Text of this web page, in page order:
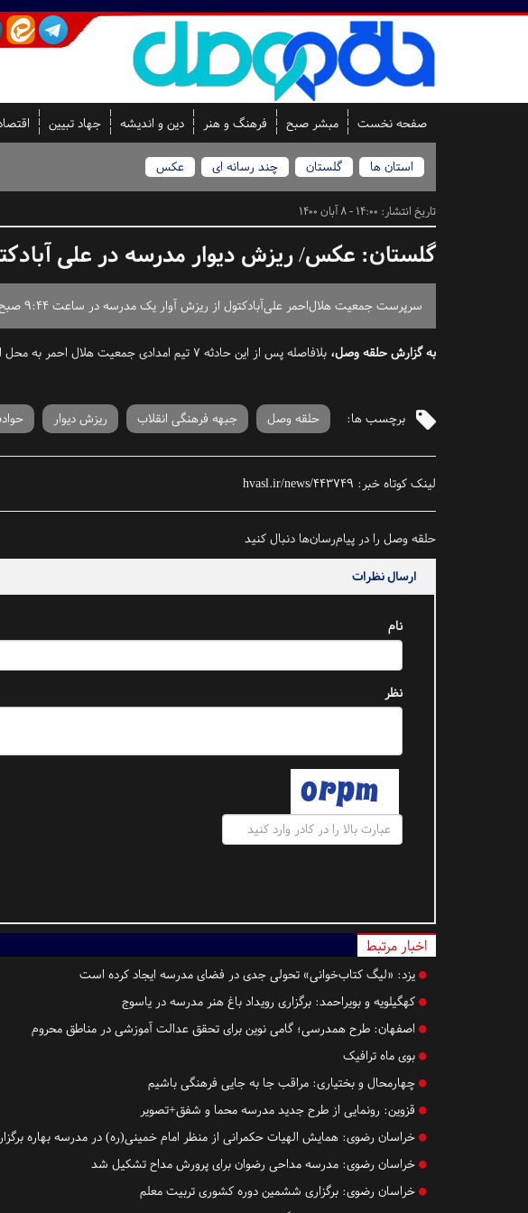
صفحه نخست مبشر صبح فرهنگ و هنر دین و اندیشه جهاد تبیین
استان ها گلستان چند رسانه ای عکس
تاریخ انتشار: 14:00 - 8 آبان 1400
گلستان: عکس/ ریزش دیوار مدرسه در علی
سرپرست جمعیت هلال‌احمر علی‌آبادکتول از ریزش آوار یک مدرسه در ساعت ۹:۴۴ صبح امروز و مصدوم شدن چند دانش‌آموز و معلم خبر داد.
به گزارش حلقه وصل، بلافاصله پس از این حادثه ۷ تیم امدادی جمعیت هلال احمر به محل اعزام شدند. اورژانس گلستان اعلام کرد: در این حادثه، ۱۰ نفر شامل ۷ کودک و ۳ مربی مصدوم شدند.
برچسب ها: حلقه وصل جبهه فرهنگی انقلاب ریزش دیوار
لینک کوتاه خبر: hvasl.ir/news/443749
حلقه وصل را در پیام‌رسان‌ها دنبال کنید
ارسال نظرات
نام
نظر
اخبار مرتبط
یزد: «لیگ کتاب‌خوانی» تحولی جدی در فضای مدرسه ایجاد کرده است
کهگیلویه و بویراحمد: برگزاری رویداد باغ هنر مدرسه در یاسوج
اصفهان: طرح همدرسی؛ گامی نوین برای تحقق عدالت آموزشی در مناطق محروم
بوی ماه ترافیک
چهارمحال و بختیاری: مراقب جا به جایی فرهنگی باشیم
قزوین: رونمایی از طرح جدید مدرسه محما و شفق+تصویر
خراسان رضوی: همایش الهیات حکمرانی از منظر امام خمینی(ره‌) در مدرسه بهاره
خراسان رضوی: مدرسه مداحی رضوان برای پرورش مداح تشکیل شد
خراسان رضوی: برگزاری ششمین دوره کشوری تربیت معلم